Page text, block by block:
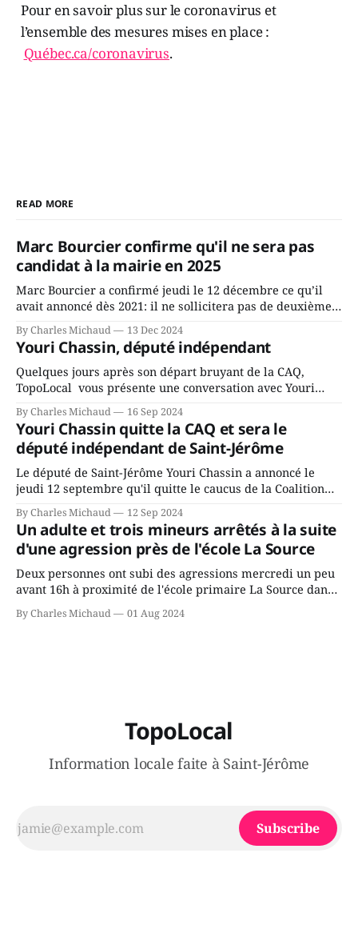
Pour en savoir plus sur le coronavirus et
l’ensemble des mesures mises en place :
Québec.ca/coronavirus.
READ MORE
Marc Bourcier confirme qu'il ne sera pas
candidat à la mairie en 2025
Marc Bourcier a confirmé jeudi le 12 décembre ce qu’il
avait annoncé dès 2021: il ne sollicitera pas de deuxième
mandat à titre de maire de Saint-Jérôme. Bourcier en a
fait l’annonce en s’adressant aux employés de la ville,
rassemblés en soirée pour leur traditionnel souper
By Charles Michaud 13 Dec 2024
Youri Chassin, député indépendant
Quelques jours après son départ bruyant de la CAQ,
TopoLocal vous présente une conversation avec Youri
Chassin. Nous avons causé de sa décision. Y songeait-il
depuis longtemps? Sera-t-il candidat indépendant dans 2
ans? Joindrait-il un autre parti, par exemple les
conservateurs d’Éric Duhaime? Que lui
By Charles Michaud 16 Sep 2024
Youri Chassin quitte la CAQ et sera le
député indépendant de Saint-Jérôme
Le député de Saint-Jérôme Youri Chassin a annoncé le
jeudi 12 septembre qu'il quitte le caucus de la Coalition
Avenir Québec de François Legault parce qu'il est déçu du
gouvernement de la CAQ, surtout de son incapacité, qu'il
juge chronique, à offrir des
By Charles Michaud 12 Sep 2024
Un adulte et trois mineurs arrêtés à la suite
d'une agression près de l'école La Source
Deux personnes ont subi des agressions mercredi un peu
avant 16h à proximité de l'école primaire La Source dans
le secteur Bellefeuille de Saint-Jérôme. L'une de deux
victimes aurait été écrasée sous un véhicule et aspergée
By Charles Michaud 01 Aug 2024
TopoLocal
Information locale faite à Saint-Jérôme
Subscribe